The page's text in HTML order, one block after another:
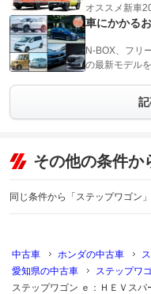
オススメ新車
車にかかる
N-BOX、フリ
の最新モデル
その他の条件か
同じ条件から「ステップワゴン
中古車 ホンダの中古車
愛知県の中古車
ステップワ
ステップワゴン ｅ：ＨＥＶ